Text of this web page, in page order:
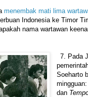
menembak mati lima
Indonesia ke Timor
nama wartawan
7.⁠ ⁠Pada
Soeharto
dan